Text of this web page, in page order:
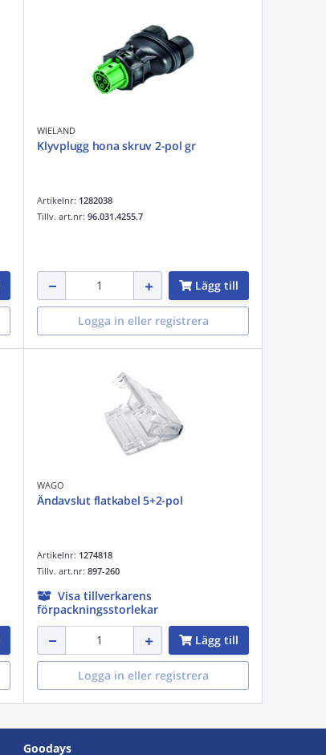
WIELAND
Klyvplugg hona skruv 2-pol gr
Artikelnr: 1282038
Tillv. art.nr: 96.031.4255.7
Lägg till
Logga in eller registrera
WAGO
Ändavslut flatkabel 5+2-pol
Artikelnr: 1274818
Tillv. art.nr: 897-260
Visa tillverkarens
förpackningsstorlekar
Lägg till
Logga in eller registrera
Goodays